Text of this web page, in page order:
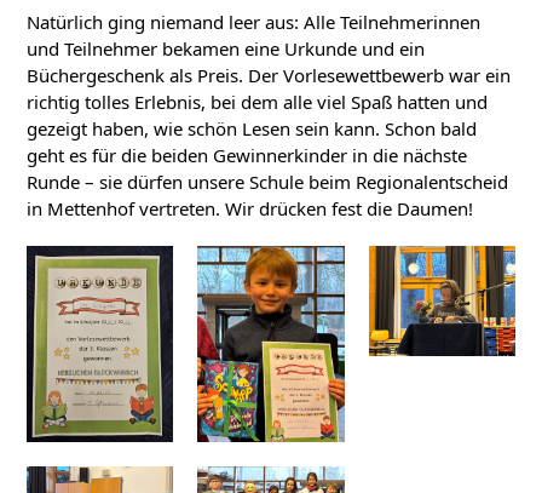
Natürlich ging niemand leer aus: Alle Teilnehmerinnen
und Teilnehmer bekamen eine Urkunde und ein
Büchergeschenk als Preis. Der Vorlesewettbewerb war ein
richtig tolles Erlebnis, bei dem alle viel Spaß hatten und
gezeigt haben, wie schön Lesen sein kann. Schon bald
geht es für die beiden Gewinnerkinder in die nächste
Runde – sie dürfen unsere Schule beim Regionalentscheid
in Mettenhofvertreten. Wir drücken fest die Daumen!